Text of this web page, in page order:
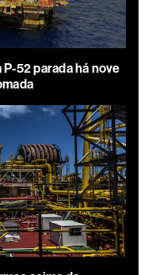
52 parada há nove